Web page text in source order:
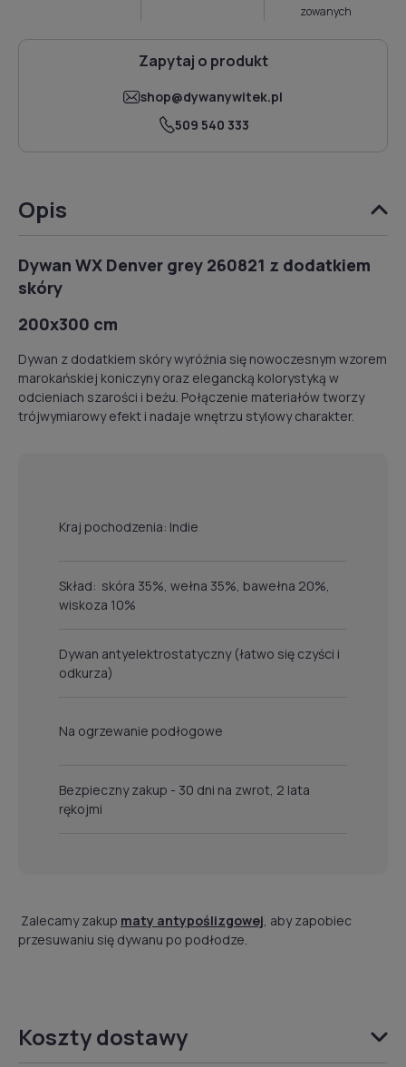
zowanych
Zapytaj o produkt
shop@dywanywitek.pl
509 540 333
Opis
Dywan WX Denver grey 260821 z dodatkiem
skóry
200x300 cm
Dywan z dodatkiem skóry wyróżnia się nowoczesnym wzorem
marokańskiej koniczyny oraz elegancką kolorystyką w
odcieniach szarości i beżu. Połączenie materiałów tworzy
trójwymiarowy efekt i nadaje wnętrzu stylowy charakter.
Kraj pochodzenia: Indie
Skład: skóra 35%, wełna 35%, bawełna 20%,
wiskoza 10%
Dywan antyelektrostatyczny (łatwo się czyści i
odkurza)
Na ogrzewanie podłogowe
Bezpieczny zakup - 30 dni na zwrot, 2 lata
rękojmi
Zalecamy zakup maty antypoślizgowej, aby zapobiec
przesuwaniu się dywanu po podłodze.
Koszty dostawy